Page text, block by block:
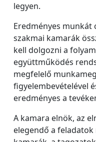
legyen.
Eredményes munkát
szakmai kamarák
kell dolgozni a
együttműködés
megfelelő
figyelembevételével
eredményes a
A kamara elnök, az
elegendő a